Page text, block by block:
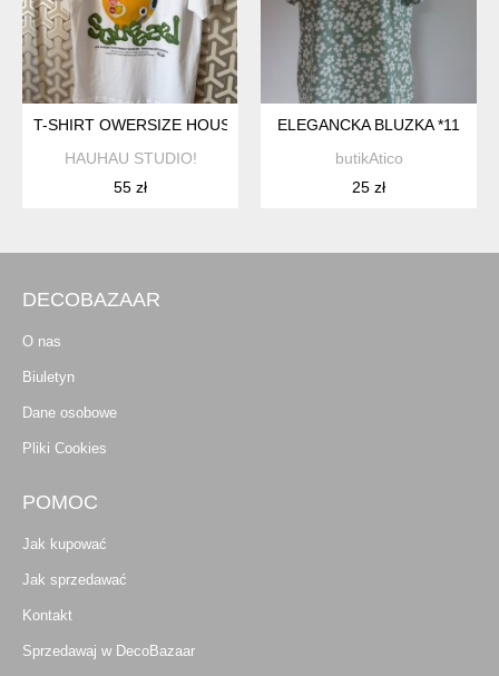
T-SHIRT OWERSIZE HOUSE CYTRYNA
HAUHAU STUDIO!
55 zł
ELEGANCKA BLUZKA *11
butikAtico
25 zł
DECOBAZAAR
O nas
Biuletyn
Dane osobowe
Pliki Cookies
POMOC
Jak kupować
Jak sprzedawać
Kontakt
Sprzedawaj w DecoBazaar